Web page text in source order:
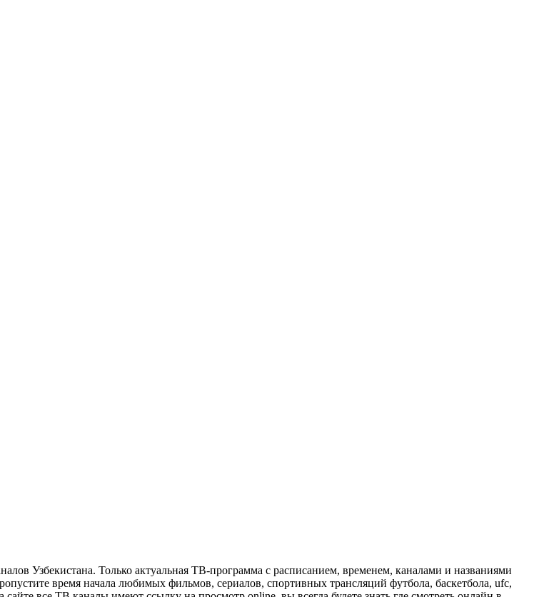
Узбекистана. Только актуальная ТВ-программа с расписанием, временем, каналами и названиями
время начала любимых фильмов, сериалов, спортивных трансляций футбола, баскетбола, ufc,